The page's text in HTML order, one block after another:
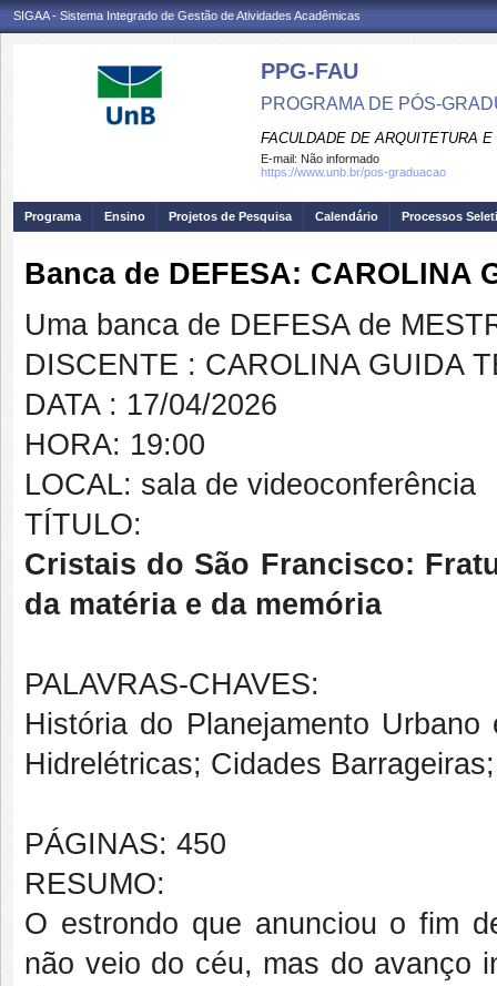
SIGAA - Sistema Integrado de Gestão de Atividades Acadêmicas
PPG-FAU
PROGRAMA DE PÓS-
FACULDADE DE ARQUITETURA
E-mail: Não informado
https://www.unb.br/pos-graduacao
Programa Ensino Projetos de Pesquisa Calendário Processos
Banca de DEFESA: CAROLINA
Uma banca de DEFESA de
DISCENTE : CAROLINA GUIDA
DATA : 17/04/2026
HORA: 19:00
LOCAL: sala de videoconferência
TÍTULO:
Cristais do São Francisco:
da matéria e da memória
PALAVRAS-CHAVES:
História do Planejamento
Hidrelétricas; Cidades
PÁGINAS: 450
RESUMO:
O estrondo que anunciou o fim
não veio do céu, mas do avanço